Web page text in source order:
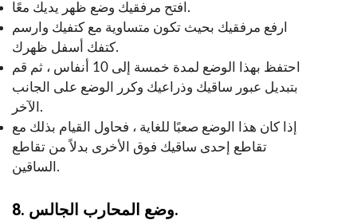
افتح مرفقيك وضع ظهر يديك معًا.
ارفع مرفقيك بحيث تكون متساوية مع كتفيك وارسم
كتفك أسفل ظهرك.
احتفظ بهذا الوضع لمدة خمسة إلى 10 أنفاس ، ثم قم
بتبديل عبور ساقيك وذراعيك وكرر الوضع على الجانب
الآخر.
إذا كان هذا الوضع صعبًا للغاية ، فحاول القيام بذلك مع
تقاطع إحدى ساقيك فوق الأخرى بدلاً من تقاطع
الساقين.
8. وضع المحارب الجالس.